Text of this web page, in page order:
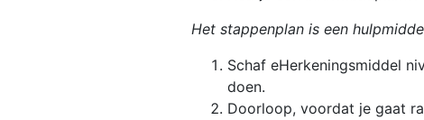
Het stappenplan is een
Schaf eHerkeningsmiddel
doen.
Doorloop, voordat je gaat